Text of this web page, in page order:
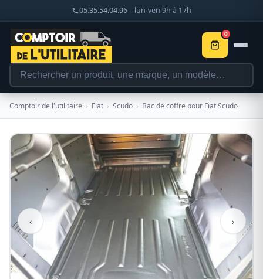
05.35.54.04.96 – lun-ven 9h à 17h
0
Comptoir de l'utilitaire › Fiat › Scudo › Bac de coffre pour Fiat Scudo
‹ ›